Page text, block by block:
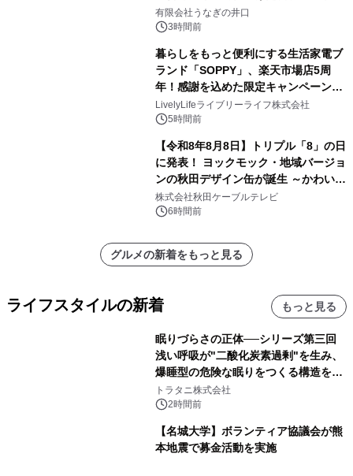
「井口の誉」誕生
有限会社うなぎの井口
3時間前
暮らしをもっと便利にする生活家電ブ
ランド「SOPPY」、楽天市場店5周
年！感謝を込めた限定キャンペーンを
8月10日より開催
LivelyLifeライブリーライフ株式会社
5時間前
【令和8年8月8日】トリプル「8」の日
に発表！ ヨックモック・地域バージョ
ンの秋田デザイン缶が誕生 ～かわいい
秋田犬の子犬と秋田の四季と名所を巡
るパッケージ～ 9月1日(火)秋田県内で
株式会社秋田ケーブルテレビ
6時間前
グルメの新着をもっと見る
ライフスタイルの新着 もっと見る
眠りづらさの正体──シリーズ第三回
浅い呼吸が"二酸化炭素過剰"を生み、
爆睡型の危険な眠りをつくる構造を解
説
トラタニ株式会社
2時間前
【名城大学】ボランティア協議会が熊
本地震で募金活動を実施